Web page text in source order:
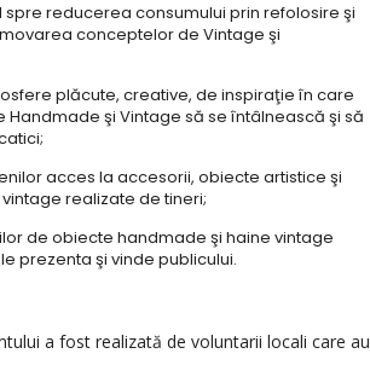
reducerea consumului prin refolosire şi
conceptelor de Vintage şi
plăcute, creative, de inspiraţie în care
Handmade şi Vintage să se întâlnească şi să
acces la accesorii, obiecte artistice şi
realizate de tineri;
de obiecte handmade şi haine vintage
prezenta şi vinde publicului.
a fost realizată de voluntarii locali care au